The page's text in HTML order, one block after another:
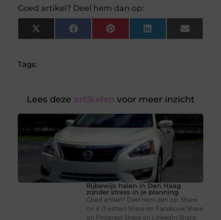
Goed artikel? Deel hem dan op:
X
(Twitter)
FacebookPinterest LinkedIn Email
Tags:
Lees deze artikelen voor meer inzicht
Rijbewijs halen in Den Haag
zonder stress in je planning
Goed artikel? Deel hem dan op: Share
on X (Twitter) Share on Facebook Share
on Pinterest Share on LinkedIn Share